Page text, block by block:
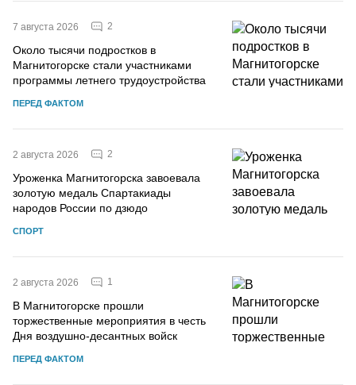
7 августа 2026 2
Около тысячи подростков в
Магнитогорске стали участниками
программы летнего трудоустройства
ПЕРЕД ФАКТОМ
2 августа 2026 2
Уроженка Магнитогорска завоевала
золотую медаль Спартакиады
народов России по дзюдо
СПОРТ
2 августа 2026 1
В Магнитогорске прошли
торжественные мероприятия в честь
Дня воздушно-десантных войск
ПЕРЕД ФАКТОМ